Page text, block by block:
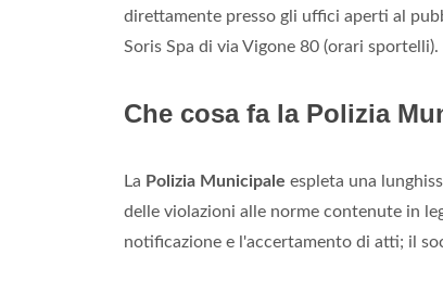
direttamente presso gli uffici aperti al
Soris Spa di via Vigone 80 (orari sportelli).
Che cosa fa la Polizia
La Polizia Municipale espleta una
delle violazioni alle norme contenute in
notificazione e l'accertamento di atti; il